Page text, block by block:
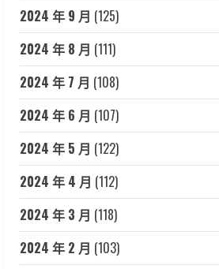
2024 年 9 月 (125)
2024 年 8 月 (111)
2024 年 7 月 (108)
2024 年 6 月 (107)
2024 年 5 月 (122)
2024 年 4 月 (112)
2024 年 3 月 (118)
2024 年 2 月 (103)